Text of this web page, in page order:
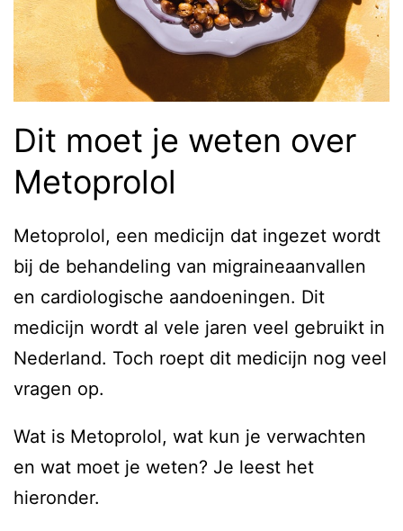
Dit moet je weten over
Metoprolol
Metoprolol, een medicijn dat ingezet wordt
bij de behandeling van migraineaanvallen
en cardiologische aandoeningen. Dit
medicijn wordt al vele jaren veel gebruikt in
Nederland. Toch roept dit medicijn nog veel
vragen op.
Wat is Metoprolol, wat kun je verwachten
en wat moet je weten? Je leest het
hieronder.